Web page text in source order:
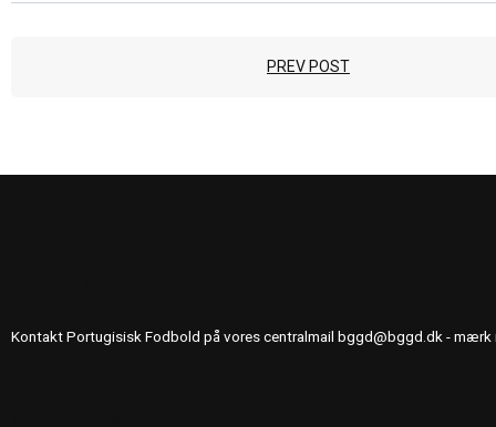
PREV POST
Kontakt Portugisisk Fodbold på vores centralmail bggd@bggd.dk - mærk